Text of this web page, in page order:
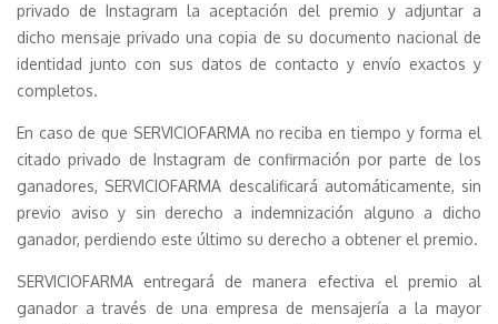
privado de Instagram la aceptación del premio y adjuntar a
dicho mensaje privado una copia de su documento nacional de
identidad junto con sus datos de contacto y envío exactos y
completos.
En caso de que SERVICIOFARMA no reciba en tiempo y forma el
citado privado de Instagram de confirmación por parte de los
ganadores, SERVICIOFARMA descalificará automáticamente, sin
previo aviso y sin derecho a indemnización alguno a dicho
ganador, perdiendo este último su derecho a obtener el premio.
SERVICIOFARMA entregará de manera efectiva el premio al
ganador a través de una empresa de mensajería a la mayor